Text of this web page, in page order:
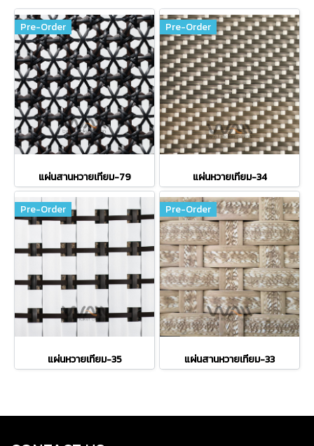
Pre-Order
แผ่นสานหวายเทียม-79
Pre-Order
แผ่นหวายเทียม-34
Pre-Order
แผ่นหวายเทียม-35
Pre-Order
แผ่นสานหวายเทียม-33